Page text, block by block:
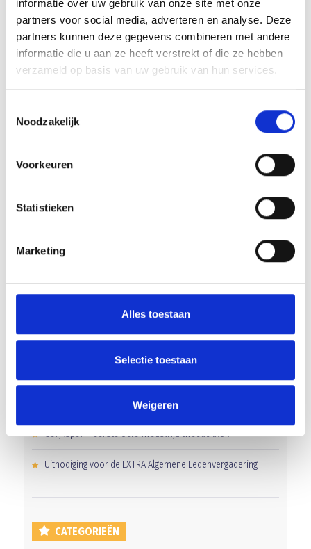
informatie over uw gebruik van onze site met onze
partners voor social media, adverteren en analyse. Deze
partners kunnen deze gegevens combineren met andere
informatie die u aan ze heeft verstrekt of die ze hebben
verzameld op basis van uw gebruik van hun services.
Noodzakelijk
Voorkeuren
Statistieken
Marketing
Alles toestaan
Selectie toestaan
Weigeren
Array
Twitter FacebookWhatsApp
UPDATE: CORONAVIRUS
RECENT NIEUWS
‘Méér kansen voor de eigen jeugd’
Overwinning op Mierlo Hout
Gelijkspel in eerste oefenwedstrijd tweede blok
Uitnodiging voor de EXTRA Algemene Ledenvergadering
CATEGORIEËN